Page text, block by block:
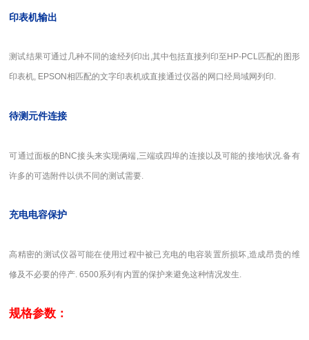
印表机输出
测试结果可通过几种不同的途经列印出,其中包括直接列印至HP-PCL匹配的图形
印表机, EPSON相匹配的文字印表机或直接通过仪器的网口经局域网列印.
待测元件连接
可通过面板的BNC接头来实现俩端,三端或四埠的连接以及可能的接地状况.备有
许多的可选附件以供不同的测试需要.
充电电容保护
高精密的测试仪器可能在使用过程中被已充电的电容装置所损坏,造成昂贵的维
修及不必要的停产. 6500系列有内置的保护来避免这种情况发生.
规格参数：